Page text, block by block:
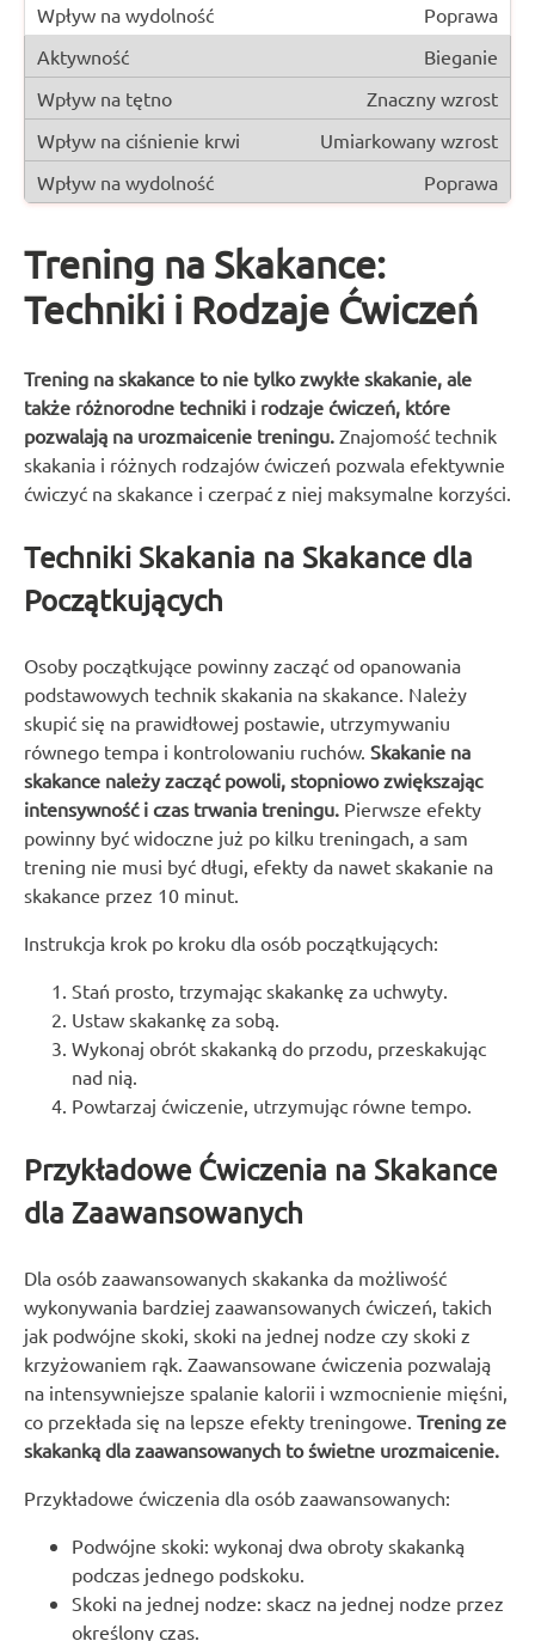
Poprawa
Bieganie
Znaczny wzrost
Umiarkowany wzrost
Poprawa
Trening na Skakance:
Techniki i Rodzaje Ćwiczeń
Trening na skakance to nie tylko zwykłe skakanie, ale
także różnorodne techniki i rodzaje ćwiczeń, które
pozwalają na urozmaicenie treningu. Znajomość technik
skakania i różnych rodzajów ćwiczeń pozwala efektywnie
ćwiczyć na skakance i czerpać z niej maksymalne korzyści.
Techniki Skakania na Skakance dla
Początkujących
Osoby początkujące powinny zacząć od opanowania
podstawowych technik skakania na skakance. Należy
skupić się na prawidłowej postawie, utrzymywaniu
równego tempa i kontrolowaniu ruchów. Skakanie na
skakance należy zacząć powoli, stopniowo zwiększając
intensywność i czas trwania treningu. Pierwsze efekty
powinny być widoczne już po kilku treningach, a sam
trening nie musi być długi, efekty da nawet skakanie na
skakance przez 10 minut.
Instrukcja krok po kroku dla osób początkujących:
Stań prosto, trzymając skakankę za uchwyty.
Ustaw skakankę za sobą.
Wykonaj obrót skakanką do przodu, przeskakując
nad nią.
Powtarzaj ćwiczenie, utrzymując równe tempo.
Przykładowe Ćwiczenia na Skakance
dla Zaawansowanych
Dla osób zaawansowanych skakanka da możliwość
wykonywania bardziej zaawansowanych ćwiczeń, takich
jak podwójne skoki, skoki na jednej nodze czy skoki z
krzyżowaniem rąk. Zaawansowane ćwiczenia pozwalają
na intensywniejsze spalanie kalorii i wzmocnienie mięśni,
co przekłada się na lepsze efekty treningowe. Trening ze
skakanką dla zaawansowanych to świetne urozmaicenie.
Przykładowe ćwiczenia dla osób zaawansowanych:
Podwójne skoki: wykonaj dwa obroty skakanką
podczas jednego podskoku.
Skoki na jednej nodze: skacz na jednej nodze przez
określony czas.